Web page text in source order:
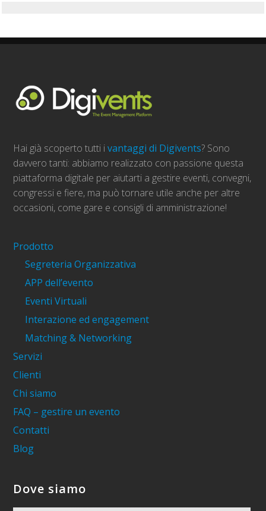
Hai già scoperto tutti ivantaggi di Digivents? Sono
davvero tanti: abbiamo realizzato con passione questa
piattaforma digitale per aiutarti a gestire eventi, convegni,
congressi e fiere, ma può tornare utile anche per altre
occasioni, come gare e consigli di amministrazione!
Prodotto
Segreteria Organizzativa
APP dell’evento
Eventi Virtuali
Interazione ed engagement
Matching & Networking
Servizi
Clienti
Chi siamo
FAQ – gestire un evento
Contatti
Blog
Dove siamo